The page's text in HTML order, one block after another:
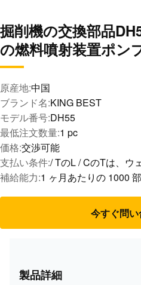
掘削機の交換部品
の燃料噴射装置ポン
原産地:中国
ブランド名:KING BEST
モデル番号:DH55
最低注文数量:1 pc
価格:交渉可能
支払い条件:/ TのL / CのTは、ウ
補給能力:1 ヶ月あたりの 1000
今すぐ問
製品詳細